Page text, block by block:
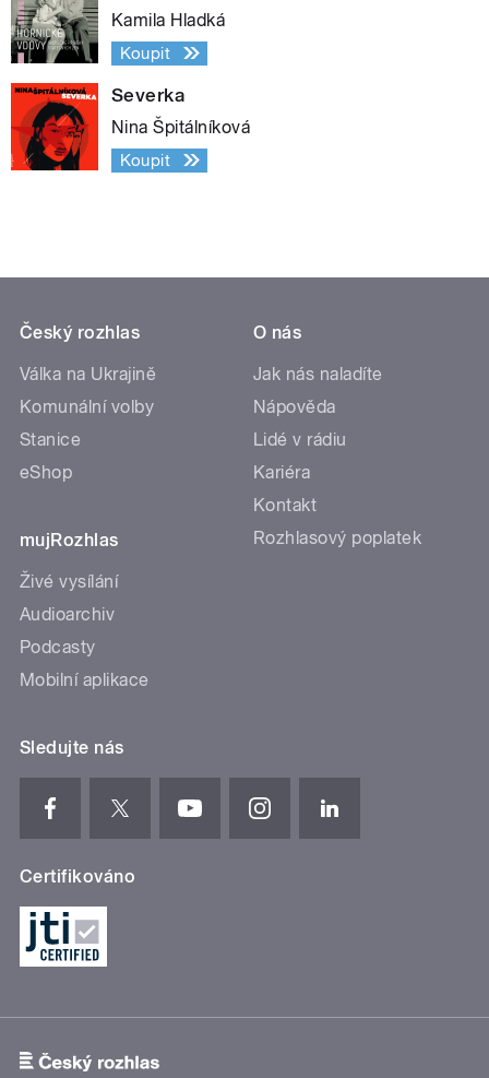
Kamila Hladká
Koupit
Severka
Nina Špitálníková
Koupit
Český rozhlas
Válka na Ukrajině
Komunální volby
Stanice
eShop
mujRozhlas
Živé vysílání
Audioarchiv
Podcasty
Mobilní aplikace
O nás
Jak nás naladíte
Nápověda
Lidé v rádiu
Kariéra
Kontakt
Rozhlasový poplatek
Sledujte nás
Certifikováno